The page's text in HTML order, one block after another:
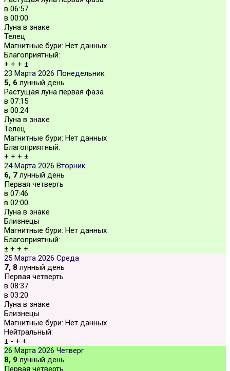
в 06:57
в 00:00
Луна в знаке
Телец
Магнитные бури: Нет данных
Благоприятный:
+ + + ±
23 Марта 2026 Понедельник
5, 6 лунный день
Растущая луна первая фаза
в 07:15
в 00:24
Луна в знаке
Телец
Магнитные бури: Нет данных
Благоприятный:
+ + + ±
24 Марта 2026 Вторник
6, 7 лунный день
Первая четверть
в 07:46
в 02:00
Луна в знаке
Близнецы
Магнитные бури: Нет данных
Благоприятный:
± + + +
25 Марта 2026 Среда
7, 8 лунный день
Первая четверть
в 08:37
в 03:20
Луна в знаке
Близнецы
Магнитные бури: Нет данных
Нейтральный:
± - + +
26 Марта 2026 Четверг
8, 9 лунный день
Первая четверть